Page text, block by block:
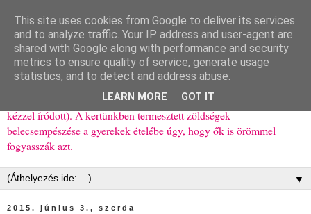
Ízőrző
Kisgyerekes család kipróbált, többnyire egészséges ételeket
bemutató receptjei a mindennapokra (mert a papírfecniket folyton
elhagyom) és gyerekeimnek ajándékba (mint régen, csak ez nem
kézzel íródott). A kertünkben termesztett zöldségek
belecsempészése a gyerekek ételébe úgy, hogy ők is örömmel
fogyasszák azt.
▼
2015. június 3., szerda
This site uses cookies from Google to deliver its services
and to analyze traffic. Your IP address and user-agent are
shared with Google along with performance and security
metrics to ensure quality of service, generate usage
statistics, and to detect and address abuse.
LEARN MORE GOT IT